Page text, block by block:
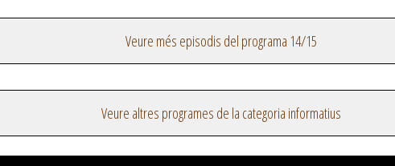
Veure més episodis del programa 14/15
Veure altres programes de la categoria informatius